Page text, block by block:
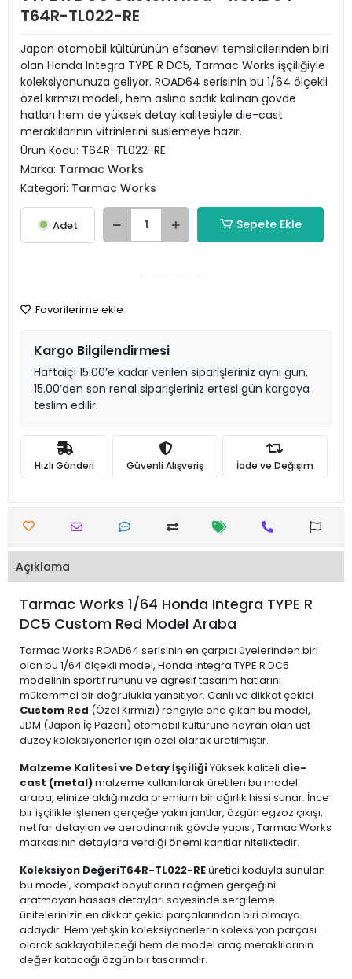
T64R-TL022-RE
Japon otomobil kültürünün efsanevi temsilcilerinden biri
olan Honda Integra TYPE R DC5, Tarmac Works işçiliğiyle
koleksiyonunuza geliyor. ROAD64 serisinin bu 1/64 ölçekli
özel kırmızı modeli, hem aslına sadık kalınan gövde
hatları hem de yüksek detay kalitesiyle die-cast
meraklılarının vitrinlerini süslemeye hazır.
Ürün Kodu: T64R-TL022-RE
Marka: Tarmac Works
Kategori: Tarmac Works
Adet Sepete Ekle
Favorilerime ekle
Kargo Bilgilendirmesi
Haftaiçi 15.00’e kadar verilen siparişleriniz aynı gün,
15.00’den son renal siparişleriniz ertesi gün kargoya
teslim edilir.
Hızlı Gönderi Güvenli Alışveriş İade ve Değişim
Açıklama
Tarmac Works 1/64 Honda Integra TYPE R
DC5 Custom Red Model Araba
Tarmac Works ROAD64 serisinin en çarpıcı üyelerinden biri
olan bu 1/64 ölçekli model, Honda Integra TYPE R DC5
modelinin sportif ruhunu ve agresif tasarım hatlarını
mükemmel bir doğrulukla yansıtıyor. Canlı ve dikkat çekici
Custom Red (Özel Kırmızı) rengiyle öne çıkan bu model,
JDM (Japon İç Pazarı) otomobil kültürüne hayran olan üst
düzey koleksiyonerler için özel olarak üretilmiştir.
Malzeme Kalitesi ve Detay İşçiliğiYüksek kaliteli die-
cast (metal)malzeme kullanılarak üretilen bu model
araba, elinize aldığınızda premium bir ağırlık hissi sunar. İnce
bir işçilikle işlenen gerçeğe yakın jantlar, özgün egzoz çıkışı,
net far detayları ve aerodinamik gövde yapısı, Tarmac Works
markasının detaylara verdiği önemi kanıtlar niteliktedir.
Koleksiyon DeğeriT64R-TL022-REüretici koduyla sunulan
bu model, kompakt boyutlarına rağmen gerçeğini
aratmayan hassas detayları sayesinde sergileme
ünitelerinizin en dikkat çekici parçalarından biri olmaya
adaydır. Hem yetişkin koleksiyonerlerin koleksiyon parçası
olarak saklayabileceği hem de model araç meraklılarının
değer katacağı özgün bir tasarımdır.